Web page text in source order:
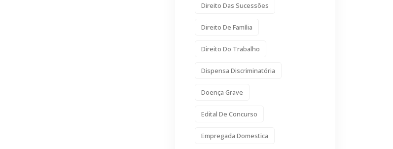
Direito Das Sucessões
Direito De Família
Direito Do Trabalho
Dispensa Discriminatória
Doença Grave
Edital De Concurso
Empregada Domestica